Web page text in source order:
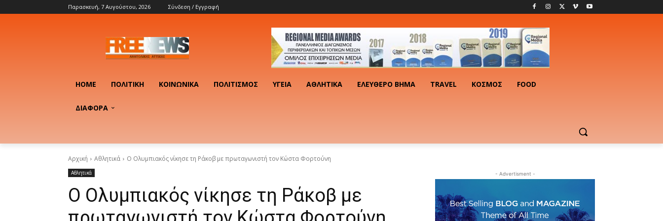
Παρασκευή, 7 Αυγούστου, 2026 Σύνδεση / Εγγραφή
HOME ΠΟΛΙΤΙΚΉ ΚΟΙΝΩΝΙΚΆ ΠΟΛΙΤΙΣΜΌΣ ΥΓΕΊΑ ΑΘΛΗΤΙΚΆ ΕΛΕΎΘΕΡΟ ΒΉΜΑ TRAVEL ΚΟΣΜΟΣ FOOD
ΔΙΑΦΟΡΑ
Αρχική Αθλητικά Ο Ολυμπιακός νίκησε τη Ράκοβ με πρωταγωνιστή τον Κώστα Φορτούνη
Αθλητικά
Ο Ολυμπιακός νίκησε τη Ράκοβ με
- Advertisment -